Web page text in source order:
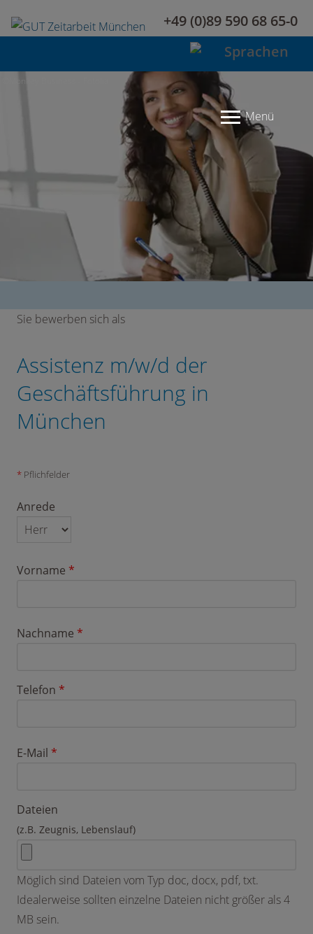
+49 (0)89 590 68 65-0
Menü
Sie bewerben sich als
Assistenz m/w/d der
Geschäftsführung in
München
* Pflichfelder
Anrede
Vorname *
Nachname *
Telefon *
E-Mail *
Dateien
(z.B. Zeugnis, Lebenslauf)
Möglich sind Dateien vom Typ doc, docx, pdf, txt.
Idealerweise sollten einzelne Dateien nicht größer als 4
MB sein.